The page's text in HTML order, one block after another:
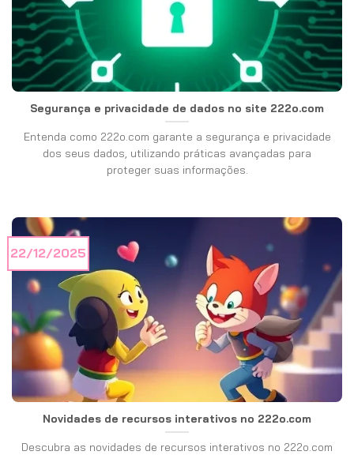
Segurança e privacidade de dados no site 222o.com
Entenda como 222o.com garante a segurança e privacidade
dos seus dados, utilizando práticas avançadas para
proteger suas informações.
Novidades de recursos interativos no 222o.com
Descubra as novidades de recursos interativos no 222o.com
22/12/2025